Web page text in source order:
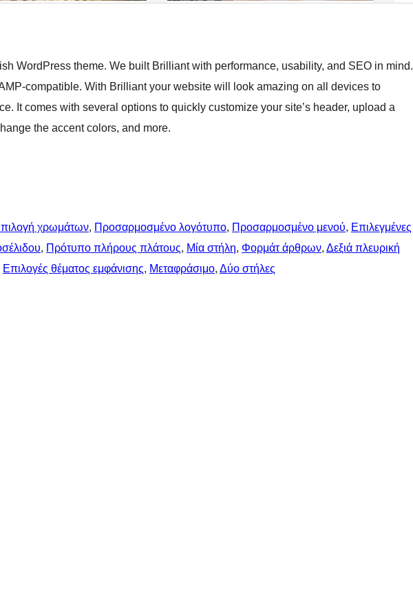
WordPress theme. We built Brilliant with performance, usability, and SEO in mind.
compatible. With Brilliant your website will look amazing on all devices to
It comes with several options to quickly customize your site’s header, upload a
the accent colors, and more.
χρωμάτων, Προσαρμοσμένο λογότυπο, Προσαρμοσμένο μενού, Επιλεγμένες
, Πρότυπο πλήρους πλάτους, Μία στήλη, Φορμάτ άρθρων, Δεξιά πλευρική
Επιλογές θέματος εμφάνισης, Μεταφράσιμο, Δύο στήλες